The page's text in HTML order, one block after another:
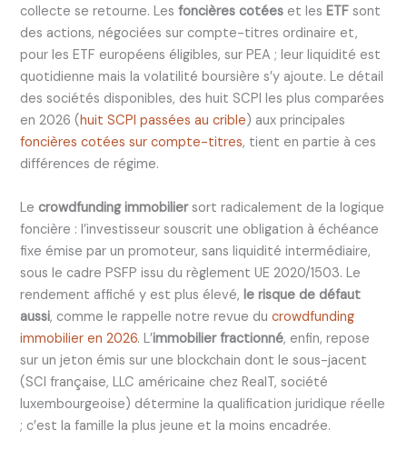
collecte se retourne. Lesfoncières cotées et lesETF sont
des actions, négociées sur compte-titres ordinaire et,
pour les ETF européens éligibles, sur PEA ; leur liquidité est
quotidienne mais la volatilité boursière s’y ajoute. Le détail
des sociétés disponibles, des huit SCPI les plus comparées
en 2026 (huit SCPI passées au crible) aux principales
foncières cotées sur compte-titres, tient en partie à ces
différences de régime.
Lecrowdfunding immobiliersort radicalement de la logique
foncière : l’investisseur souscrit une obligation à échéance
fixe émise par un promoteur, sans liquidité intermédiaire,
sous le cadre PSFP issu du règlement UE 2020/1503. Le
rendement affiché y est plus élevé,le risque de défaut
aussi, comme le rappelle notre revue ducrowdfunding
immobilier en 2026. L’immobilier fractionné, enfin, repose
sur un jeton émis sur une blockchain dont le sous-jacent
(SCI française, LLC américaine chez RealT, société
luxembourgeoise) détermine la qualification juridique réelle
; c’est la famille la plus jeune et la moins encadrée.